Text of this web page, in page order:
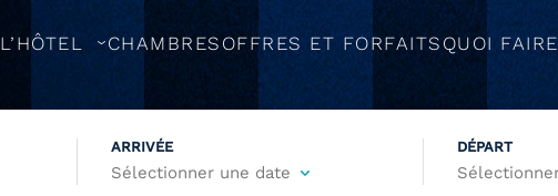
L’HÔTEL CHAMBRES OFFRES ET FORFAITS QUOI FAIRE
ARRIVÉE DÉPART